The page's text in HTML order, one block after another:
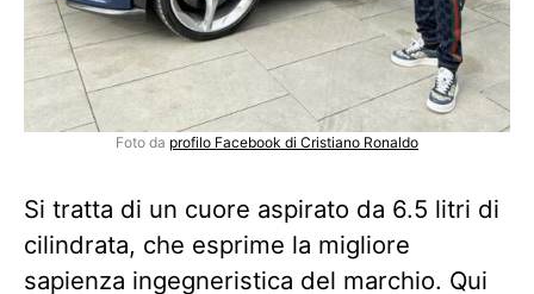
Foto da profilo Facebook di Cristiano Ronaldo
Si tratta di un cuore aspirato da 6.5 litri di
cilindrata, che esprime la migliore
sapienza ingegneristica del marchio. Qui